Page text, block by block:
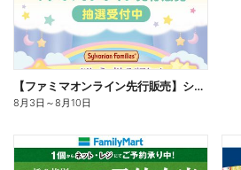
【ファミマオンライン先行販売】シルバニアファミリー
8月3日 ～8月10日